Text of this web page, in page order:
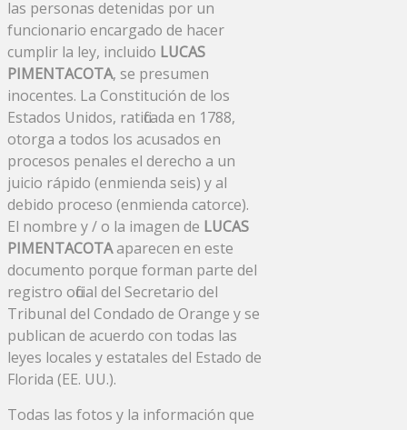
las personas detenidas por un
funcionario encargado de hacer
cumplir la ley, incluido LUCAS
PIMENTACOTA, se presumen
inocentes. La Constitución de los
Estados Unidos, ratificada en 1788,
otorga a todos los acusados ​​en
procesos penales el derecho a un
juicio rápido (enmienda seis) y al
debido proceso (enmienda catorce).
El nombre y / o la imagen de LUCAS
PIMENTACOTAaparecen en este
documento porque forman parte del
registro oficial del Secretario del
Tribunal del Condado de Orange y se
publican de acuerdo con todas las
leyes locales y estatales del Estado de
Florida (EE. UU.).
Todas las fotos y la información que